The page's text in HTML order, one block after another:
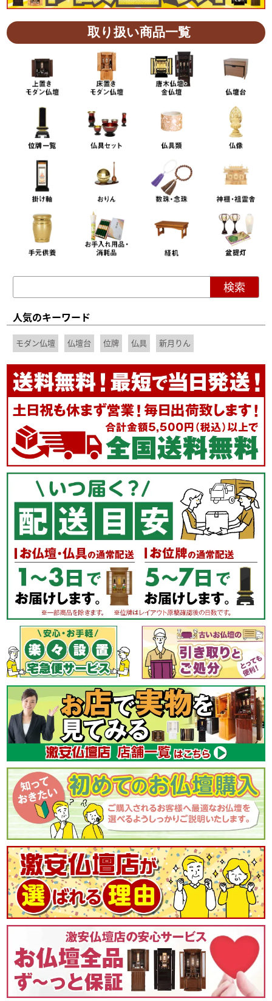
まるで心を癒すような安らぎを与えてくれます。
美しい木目の質感と柔らかな光が溶け合い、
お部屋の雰囲気にしっとりと馴染みます。
洗練された光の演出
計算されたLED照明の光が魅せる
上質な木目と組み合わされたLED照明が、
ステージ内をふんわりと包み、背面からの間接照明が
伝統と現代のデザインが調和した、
美しさあふれる供養ステージです。
スリットから
こぼれる柔らかな陰影
優しい光が特別な空間を演出
側面に施された繊細なスリットからは、
優しい光がこぼれ落ち、
空間にやわらかな陰影をもたらします。
木の温もりとLEDの洗練された光が合わさり、
お祀りの空間を特別な場所へと導きます。
美しいガラス板を
使用した内陣
スッキリとした内陣
内陣には取り外し可能なガラス板が使用され、
取り扱い商品一覧
人気のキーワード
モダン仏壇 仏壇台 位牌 仏具 新月りん